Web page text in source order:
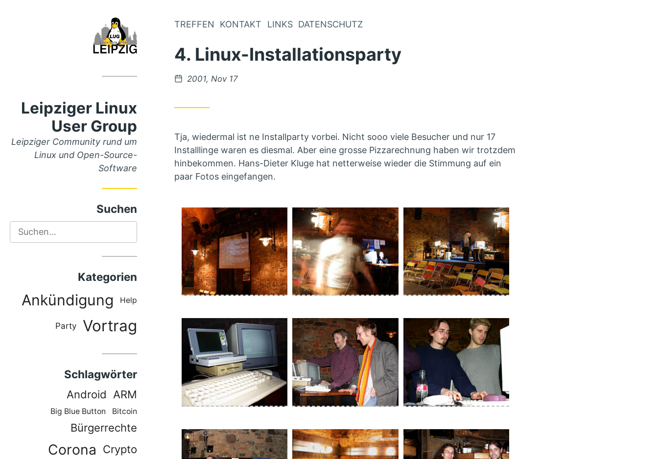
Leipziger Linux
User Group
Leipziger Community rund um
Linux und Open-Source-
Software
Suchen
Suchen
Kategorien
Ankündigung Help
Party Vortrag
Schlagwörter
Android ARM
Big Blue Button Bitcoin
Bürgerrechte
Corona
Crypto
Zum
springen
TREFFEN KONTAKT LINKS DATENSCHUTZ
4. Linux-Installationsparty
Veröffentlicht
2001, Nov 17
Tja, wiedermal ist ne Installparty vorbei. Nicht sooo viele Besucher und nur 17
Installlinge waren es diesmal. Aber eine grosse Pizzarechnung haben wir trotzdem
hinbekommen. Hans-Dieter Kluge hat netterweise wieder die Stimmung auf ein
paar Fotos eingefangen.
Allerhand befehle auf der
leinwand
Andreas materialisiert sich
Bühne mit installingen, rechts
bäckt gerade pantec nen kernel